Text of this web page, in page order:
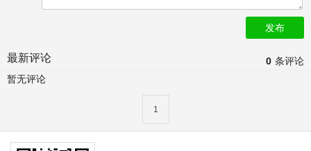
发布
0 条评论
最新评论
暂无评论
1